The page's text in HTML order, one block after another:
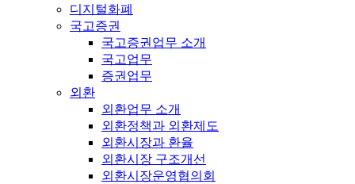
디지털화폐
국고증권
국고증권업무 소개
국고업무
증권업무
외환
외환업무 소개
외환정책과 외환제도
외환시장과 환율
외환시장 구조개선
외환시장운영협의회